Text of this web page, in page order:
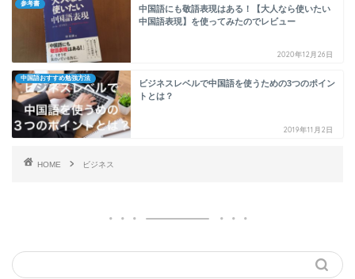
参考書
中国語にも敬語表現はある！【大人なら使いたい
中国語表現】を使ってみたのでレビュー
2020年12月26日
中国語おすすめ勉強方法
ビジネスレベルで中国語を使うための3つのポイン
トとは？
2019年11月2日
HOME ビジネス